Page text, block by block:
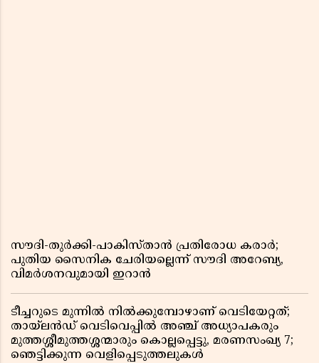
സൗദി-തുർക്കി-പാകിസ്താൻ പ്രതിരോധ കരാർ;
പുതിയ സൈനിക ചേരിയല്ലെന്ന് സൗദി അറേബ്യ,
വിമർശനവുമായി ഇറാൻ
ടീച്ചറുടെ മുന്നിൽ നിൽക്കുമ്പോഴാണ് വെടിയേറ്റത്;
തായ്‌ലൻഡ് വെടിവെപ്പിൽ അഞ്ച് അധ്യാപകരും
മുത്തശ്ശീമുത്തശ്ശന്മാരും കൊല്ലപ്പെട്ടു, മരണസംഖ്യ 7;
ഞെട്ടിക്കുന്ന വെളിപ്പെടുത്തലുകൾ